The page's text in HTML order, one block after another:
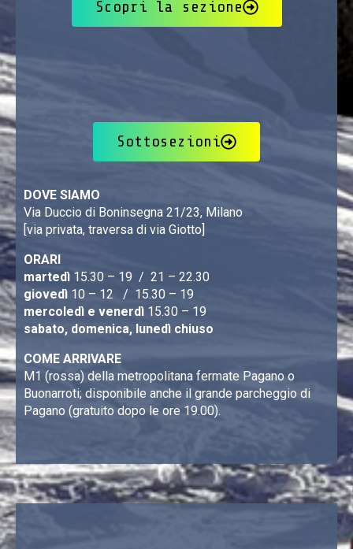
Scopri la sezione
Sottosezioni
DOVE SIAMO
Via Duccio di Boninsegna 21/23, Milano
[via privata, traversa di via Giotto]
ORARI
martedì 15.30 – 19 / 21 – 22.30
giovedì 10 – 12 / 15.30 – 19
mercoledì e venerdì 15.30 – 19
sabato, domenica, lunedì chiuso
COME ARRIVARE
M1 (rossa) della metropolitana fermate Pagano o
Buonarroti; disponibile anche il grande parcheggio di
Pagano (gratuito dopo le ore 19.00).